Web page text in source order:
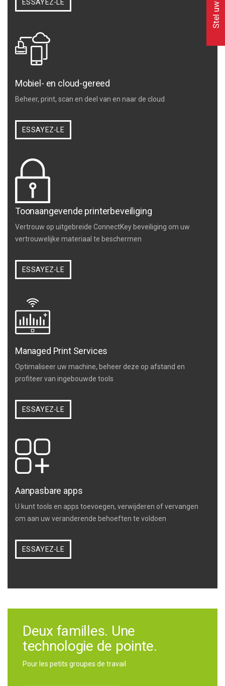
ESSAYEZ-LE
Mobiel- en cloud-gereed
Beheer, print, scan en deel van en naar de cloud
ESSAYEZ-LE
Toonaangevende printerbeveiliging
Vertrouw op uitgebreide ConnectKey beveiliging om uw
vertrouwelijke materiaal te beschermen
ESSAYEZ-LE
Managed Print Services
Optimaliseer uw machine, beheer deze op afstand en
profiteer van ingebouwde tools
ESSAYEZ-LE
Aanpasbare apps
U kunt tools en apps toevoegen, verwijderen of vervangen
om aan uw veranderende behoeften te voldoen
ESSAYEZ-LE
Deux familles. Une
technologie de pointe.
Pour les petits groupes de travail